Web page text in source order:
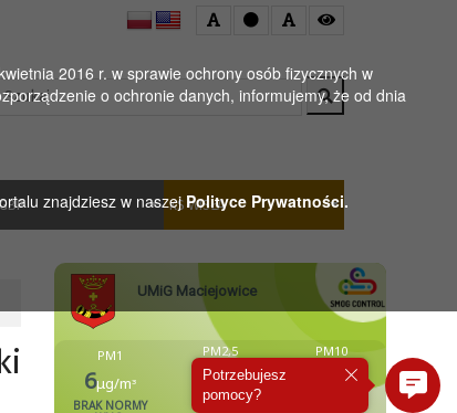
2016 r. w sprawie ochrony osób fizycznych w
o ochronie danych, informujemy, że od dnia
znajdziesz w naszejPolityce Prywatności.
KS WISŁA
Potrzebujesz
pomocy?